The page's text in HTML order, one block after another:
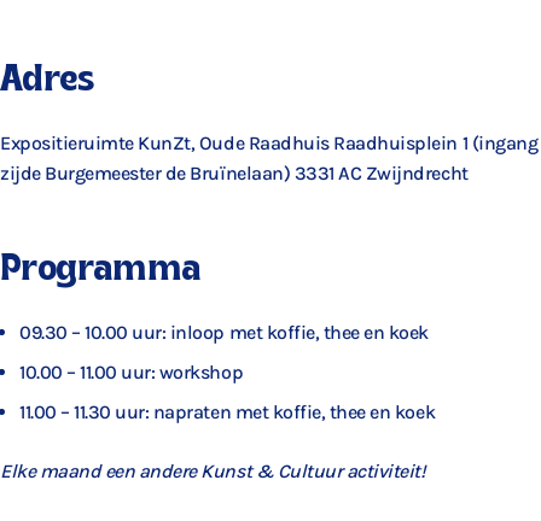
Adres
Expositieruimte KunZt, Oude Raadhuis Raadhuisplein 1 (ingang
zijde Burgemeester de Bruïnelaan) 3331 AC Zwijndrecht
Programma
09.30 – 10.00 uur: inloop met koffie, thee en koek
10.00 – 11.00 uur: workshop
11.00 – 11.30 uur: napraten met koffie, thee en koek
Elke maand een andere Kunst & Cultuur activiteit!